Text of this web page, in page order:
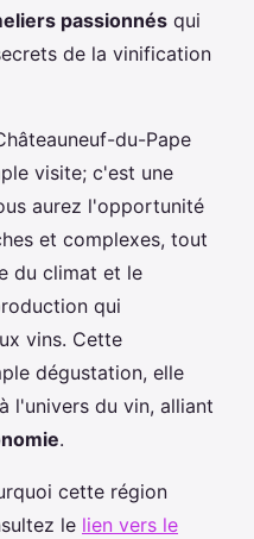
passionnés qui
de la vinification
du-Pape
visite; c'est une
aurez l'opportunité
et complexes, tout
du climat et le
qui
vins. Cette
dégustation, elle
l'univers du vin, alliant
.
cette région
le lien vers le